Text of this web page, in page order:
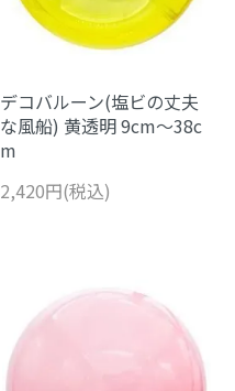
デコバルーン(塩ビの丈夫
な風船) 黄透明 9cm～38c
m
2,420円(税込)